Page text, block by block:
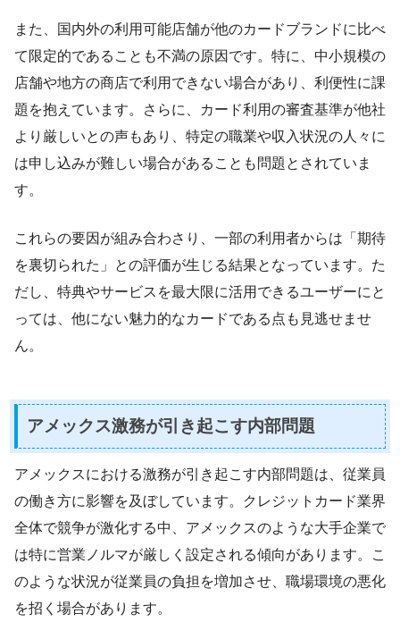
また、国内外の利用可能店舗が他のカードブランドに比べ
て限定的であることも不満の原因です。特に、中小規模の
店舗や地方の商店で利用できない場合があり、利便性に課
題を抱えています。さらに、カード利用の審査基準が他社
より厳しいとの声もあり、特定の職業や収入状況の人々に
は申し込みが難しい場合があることも問題とされていま
す。
これらの要因が組み合わさり、一部の利用者からは「期待
を裏切られた」との評価が生じる結果となっています。た
だし、特典やサービスを最大限に活用できるユーザーにと
っては、他にない魅力的なカードである点も見逃せませ
ん。
アメックス激務が引き起こす内部問題
アメックスにおける激務が引き起こす内部問題は、従業員
の働き方に影響を及ぼしています。クレジットカード業界
全体で競争が激化する中、アメックスのような大手企業で
は特に営業ノルマが厳しく設定される傾向があります。こ
のような状況が従業員の負担を増加させ、職場環境の悪化
を招く場合があります。